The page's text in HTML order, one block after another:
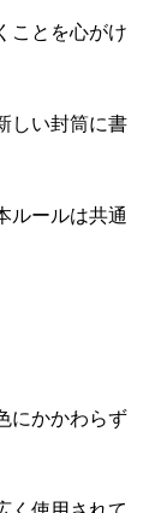
ことを心がけ
しい封筒に書
ルールは共通
にかかわらず